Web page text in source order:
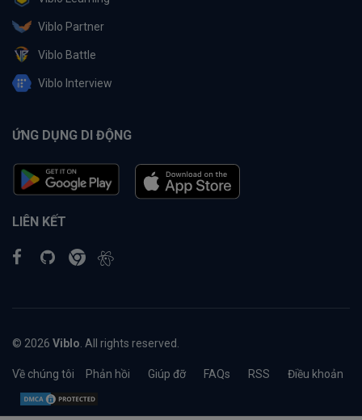
Viblo Partner
Viblo Battle
Viblo Interview
ỨNG DỤNG DI ĐỘNG
LIÊN KẾT
© 2026 Viblo . All rights reserved.
Về chúng tôi Phản hồi Giúp đỡ FAQs RSS Điều khoản